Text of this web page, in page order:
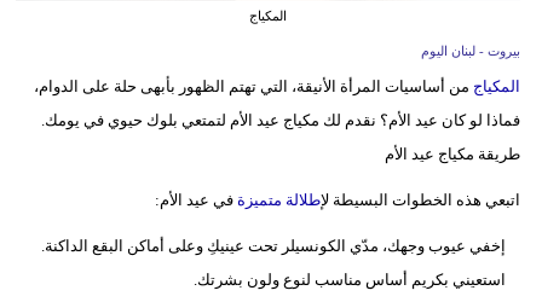
أزياء
وتكنولوجيا
المكياج
بيروت - لبنان اليوم
المكياج من أساسيات المرأة الأنيقة، التي تهتم الظهور بأبهى حلة على الدوام،
فماذا لو كان عيد الأم؟ نقدم لك مكياج عيد الأم لتمتعي بلوك حيوي في يومك.
طريقة مكياج عيد الأم
اتبعي هذه الخطوات البسيطة لإطلالة متميزةفي عيد الأم:
إخفي عيوب وجهك، مدّي الكونسيلر تحت عينيكِ وعلى أماكن البقع الداكنة.
استعيني بكريم أساس مناسب لنوع ولون بشرتك.